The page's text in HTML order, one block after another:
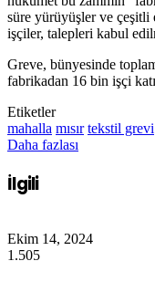
süre yürüyüşler ve
işçiler, talepleri kabul
Greve, bünyesinde
fabrikadan 16 bin işçi
Etiketler
mahalla mısır tekstil grevi
Daha fazlası
İlgili
Ekim 14, 2024
1.505